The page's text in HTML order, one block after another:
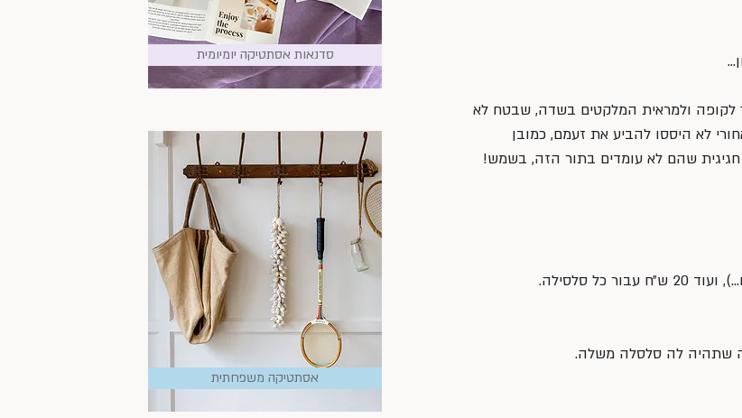
לקופה ולמראית המלקטים בשדה, שבטח לא
לא היססו להביע את זעמם, כמובן
חגיגית שהם לא עומדים בתור הזה, בשמש!
סדנאות אסתטיקה יומיומית
אסתטיקה משפחתית